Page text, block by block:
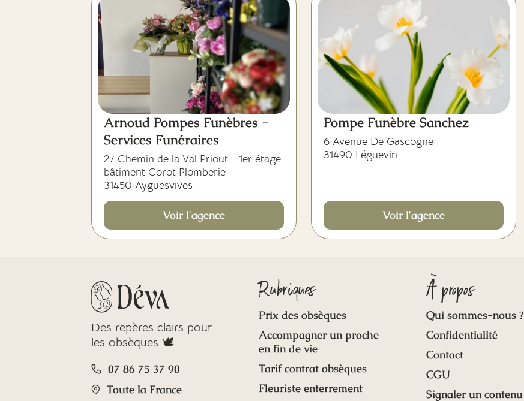
Arnoud Pompes Funèbres -
Services Funéraires
27 Chemin de la Val Priout - 1er étage
bâtiment Corot Plomberie
31450 Ayguesvives
Voir l'agence
Pompe Funèbre Sanchez
6 Avenue De Gascogne
31490 Léguevin
Voir l'agence
Des repères clairs pour
les obsèques 🕊️
07 86 75 37 90
Toute la France
Rubriques
Prix des obsèques
Accompagner un proche
en fin de vie
Tarif contrat obsèques
Fleuriste enterrement
À propos
Qui sommes-nous ?
Confidentialité
Contact
CGU
Signaler un contenu